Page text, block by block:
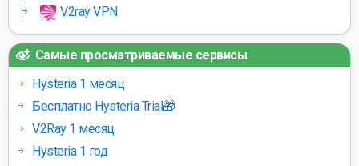
V2ray VPN
Самые просматриваемые сервисы
Hysteria 1 месяц
Бесплатно Hysteria Trial🎁
V2Ray 1 месяц
Hysteria 1 год